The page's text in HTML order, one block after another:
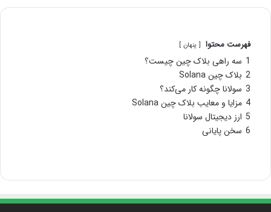
فهرست محتوا پنهان
1 سه راهی بلاک چین چیست؟
2 بلاک چین Solana
3 سولانا چگونه کار می‌‌کند؟
4 مزایا و معایب بلاک چین Solana
5 ارز دیجیتال سولانا
6 سخن پایانی